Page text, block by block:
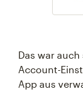
Das war
Account-
App aus